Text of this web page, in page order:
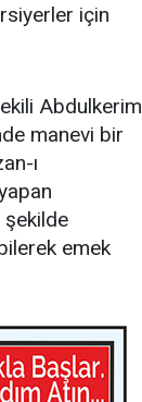
için
Abdulkerim
manevi bir
ı
şekilde
emek